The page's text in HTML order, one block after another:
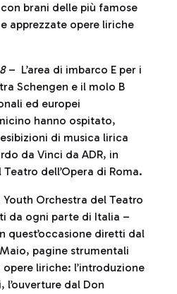
con brani delle più famose
e apprezzate opere liriche
– L’area di imbarco E per i
Schengen e il molo B
ed europei
hanno ospitato,
di musica lirica
da Vinci da ADR, in
dell’Opera di Roma.
Orchestra del Teatro
da ogni parte di Italia –
quest’occasione diretti dal
pagine strumentali
liriche: l’introduzione
l’ouverture dal Don